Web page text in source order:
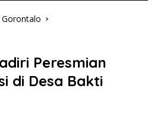
Gorontalo
Peresmian
di Desa Bakti